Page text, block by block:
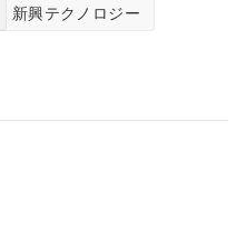
新興テクノロジー